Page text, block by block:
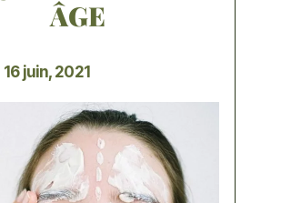
ÂGE
16 juin, 2021